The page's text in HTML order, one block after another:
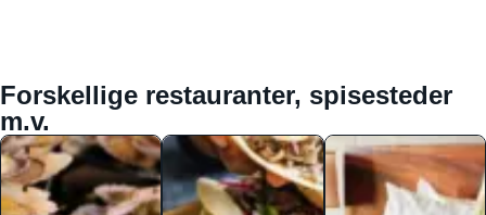
Forskellige restauranter, spisesteder
m.v.